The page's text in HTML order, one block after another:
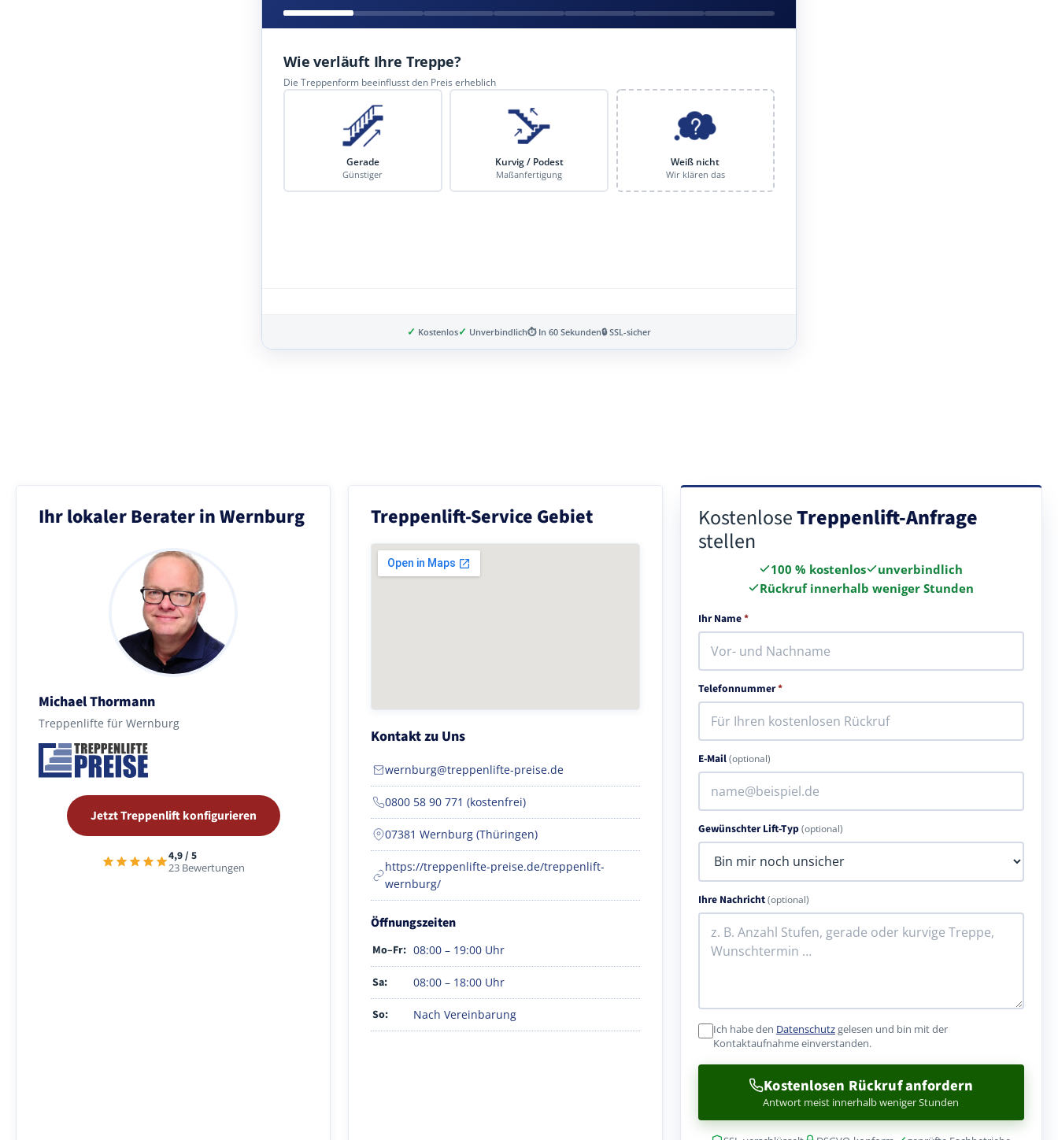
Wie verläuft Ihre Treppe?
Die Treppenform beeinflusst den Preis erheblich
Gerade
Günstiger
Kurvig / Podest
Maßanfertigung
Weiß nicht
Wir klären das
✓ Kostenlos✓ Unverbindlich⏱ In 60 Sekunden🔒 SSL-sicher
Ihr lokaler Berater in Wernburg
Michael Thormann
Treppenlifte für Wernburg
Jetzt Treppenlift konfigurieren
4,9 / 5
23 Bewertungen
Treppenlift-Service Gebiet
Kontakt zu Uns
wernburg@treppenlifte-preise.de
0800 58 90 771 (kostenfrei)
07381 Wernburg (Thüringen)
https://treppenlifte-preise.de/treppenlift-
wernburg/
Öffnungszeiten
Mo–Fr: 08:00 – 19:00 Uhr
Sa: 08:00 – 18:00 Uhr
So: Nach Vereinbarung
KostenloseTreppenlift-Anfrage
stellen
100 % kostenlos
unverbindlich
Rückruf innerhalb weniger Stunden
Ihr Name*
Telefonnummer*
E-Mail(optional)
Gewünschter Lift-Typ(optional)
Ihre Nachricht(optional)
Ich habe den Datenschutzgelesen und bin mit der
Kontaktaufnahme einverstanden.
Kostenlosen Rückruf anfordern
Antwort meist innerhalb weniger Stunden